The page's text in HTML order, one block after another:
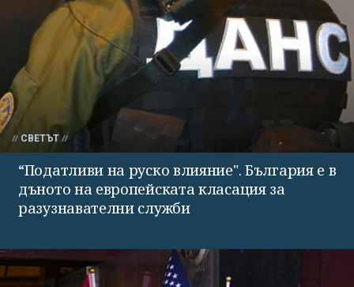
СВЕТЪТ
“Податливи на руско влияние". България е в
дъното на европейската класация за
разузнавателни служби